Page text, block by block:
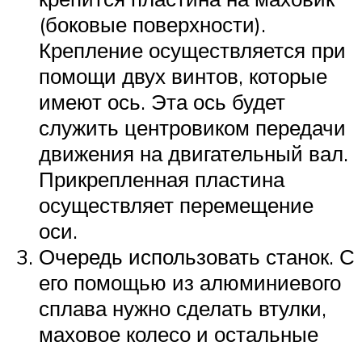
(боковые поверхности).
Крепление осуществляется при
помощи двух винтов, которые
имеют ось. Эта ось будет
служить центровиком передачи
движения на двигательный вал.
Прикрепленная пластина
осуществляет перемещение
оси.
Очередь использовать станок. С
его помощью из алюминиевого
сплава нужно сделать втулки,
маховое колесо и остальные